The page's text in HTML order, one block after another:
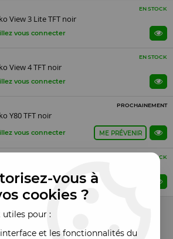
EN STOCK
View 3 Lite TFT noir
vous connecter
EN STOCK
View 4 TFT noir
vous connecter
PROCHAINEMENT
Y80 TFT noir
vous connecter ME PRÉVENIR
EN STOCK
vous connectervous à
cookies ?
utiles pour :
et les fonctionnalités du